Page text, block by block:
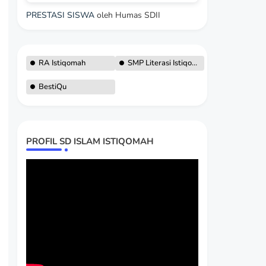
PRESTASI SISWAoleh Humas SDII
RA Istiqomah SMP Literasi Istiqomah
BestiQu
PROFIL SD ISLAM ISTIQOMAH